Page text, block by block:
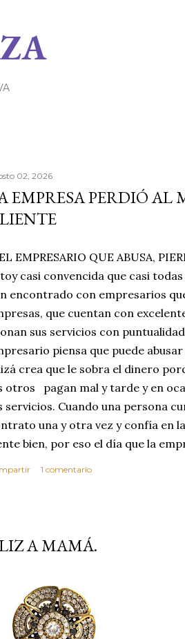
02, 2026
EMPRESA PERDIÓ AL
EMPRESARIO QUE ABUSA,
casi convencida que casi
encontrado con empresarios
que cuentan con
sus servicios con
piensa que puede
crea que le sobra el dinero
otros pagan mal y tarde y en
servicios. Cuando una persona
una y otra vez y confía en
bien, por eso el día que la
CLIENTE. Estas
sobre los valores de
este motivo la competencia es
1 comentario
A MAMÁ.